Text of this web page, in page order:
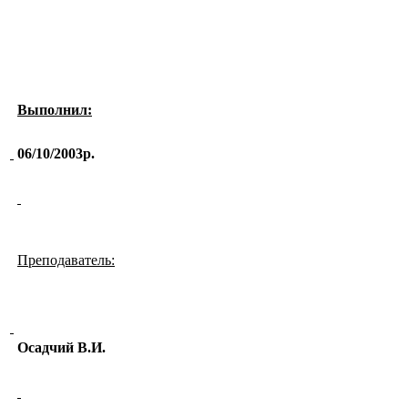
Выполнил:
06/10/2003р.
Преподаватель:
Осадчий В.И.